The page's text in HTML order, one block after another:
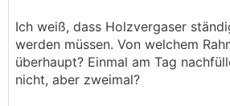
Ich weiß, dass Holzvergaser
werden müssen. Von welchem
überhaupt? Einmal am Tag
nicht, aber zweimal?